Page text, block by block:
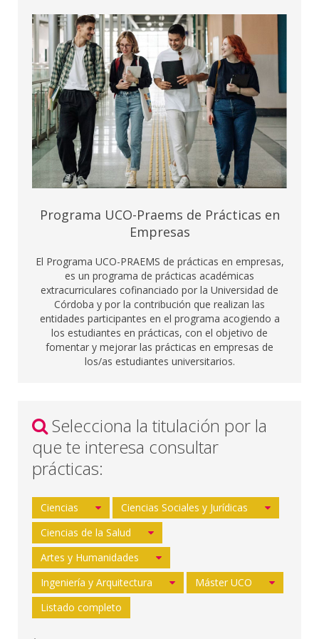
Programa UCO-Praems de Prácticas en
Empresas
El Programa UCO-PRAEMS de prácticas en empresas,
es un programa de prácticas académicas
extracurriculares cofinanciado por la Universidad de
Córdoba y por la contribución que realizan las
entidades participantes en el programa acogiendo a
los estudiantes en prácticas, con el objetivo de
fomentar y mejorar las prácticas en empresas de
los/as estudiantes universitarios.
Selecciona la titulación por la
que te interesa consultar
prácticas:
Ciencias
Ciencias Sociales y Jurídicas
Ciencias de la Salud
Artes y Humanidades
Ingeniería y Arquitectura
Máster UCO
Listado completo